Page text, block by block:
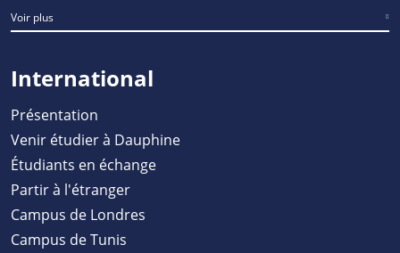
Voir plus
International
Présentation
Venir étudier à Dauphine
Étudiants en échange
Partir à l'étranger
Campus de Londres
Campus de Tunis